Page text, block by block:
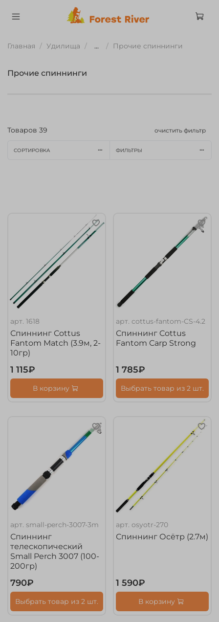
Главная Удилища ... Прочие спиннинги
Прочие спиннинги
Товаров 39 очистить фильтр
СОРТИРОВКА ФИЛЬТРЫ
арт.1618
Спиннинг Cottus
Fantom Match (3.9м, 2-
10гр)
1 115₽
В корзину
арт.cottus-fantom-CS-4.2
Спиннинг Cottus
Fantom Carp Strong
1 785₽
Выбрать товар из 2 шт.
арт.small-perch-3007-3m
Спиннинг
телескопический
Small Perch 3007 (100-
200гр)
790₽
Выбрать товар из 2 шт.
арт.osyotr-270
Спиннинг Осётр (2.7м)
1 590₽
В корзину